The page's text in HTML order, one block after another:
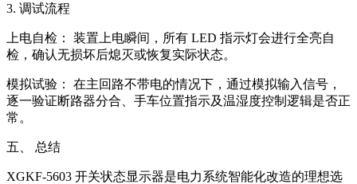
3. 调试流程
上电自检： 装置上电瞬间，所有 LED 指示灯会进行全亮自
检，确认无损坏后熄灭或恢复实际状态。
模拟试验： 在主回路不带电的情况下，通过模拟输入信号，
逐一验证断路器分合、手车位置指示及温湿度控制逻辑是否正
常。
五、 总结
XGKF-5603 开关状态显示器是电力系统智能化改造的理想选